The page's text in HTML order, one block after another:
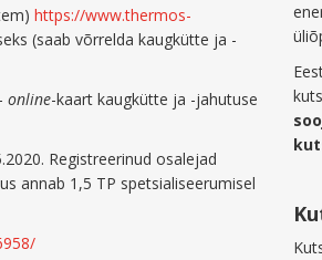
https://www.thermos-
(saab võrrelda kaugkütte ja -
online-kaart kaugkütte ja -jahutuse
Registreerinud osalejad
annab 1,5 TP spetsialiseerumisel